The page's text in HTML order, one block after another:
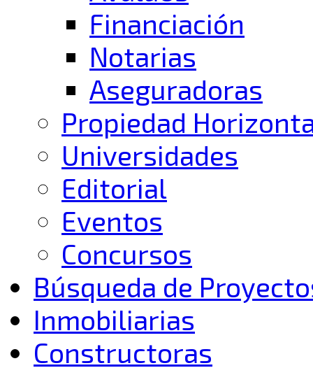
Financiación
Notarias
Aseguradoras
Propiedad
Universidades
Editorial
Eventos
Concursos
Búsqueda de
Inmobiliarias
Constructoras